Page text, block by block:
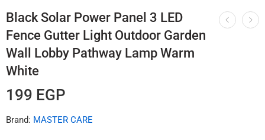
Black Solar Power Panel 3 LED
Fence Gutter Light Outdoor Garden
Wall Lobby Pathway Lamp Warm
White
199 EGP
Brand: MASTER CARE